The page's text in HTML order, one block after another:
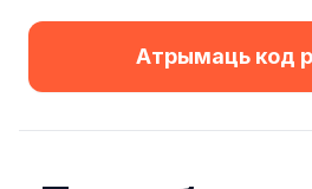
Атрымаць код